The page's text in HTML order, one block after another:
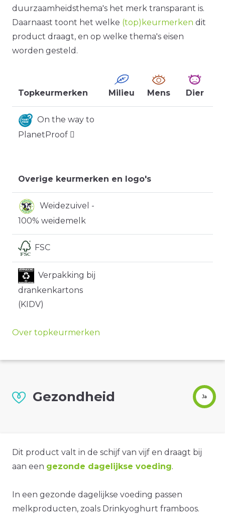
duurzaamheidsthema's het merk transparant is.
Daarnaast toont het welke (top)keurmerken dit
product draagt, en op welke thema's eisen
worden gesteld.
Topkeurmerken Milieu Mens Dier
On the way to
PlanetProof
Overige keurmerken en logo's
Weidezuivel -
100% weidemelk
FSC
Verpakking bij
drankenkartons
(KIDV)
Over topkeurmerken
Gezondheid Ja
Dit product valt in de schijf van vijf en draagt bij
aan een gezonde dagelijkse voeding.
In een gezonde dagelijkse voeding passen
melkproducten, zoals Drinkyoghurt framboos.